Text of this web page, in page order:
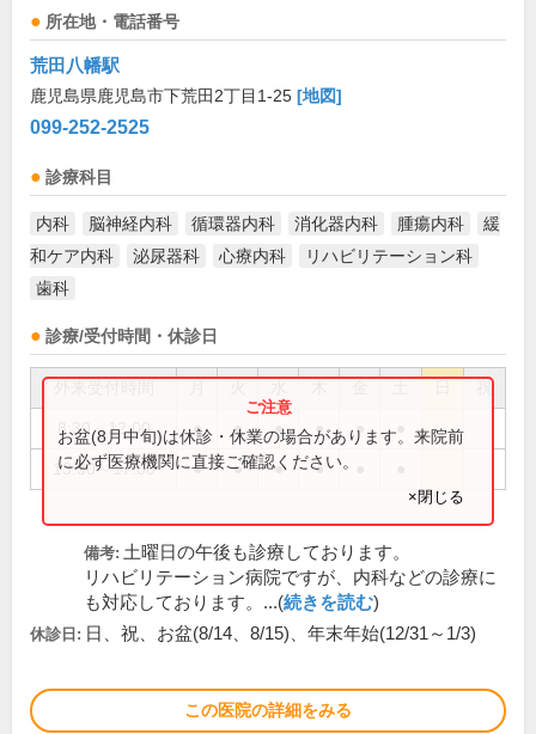
所在地・電話番号
荒田八幡駅
鹿児島県鹿児島市下荒田2丁目1-25 [地図]
099-252-2525
診療科目
内科 脳神経内科 循環器内科 消化器内科 腫瘍内科
緩
和ケア内科
泌尿器科 心療内科
リハビリテーション科
歯科
診療/受付時間・休診日
祝
8:30～12:00 ● ● ● ● ●
13:30～17:00 ● ● ● ●
お盆(8月中旬)は休診・休業の場合があります。来院前
に必ず医療機関に直接ご確認ください。
×閉じる
備考: 土曜日の午後も診療しております。
リハビリテーション病院ですが、内科などの診療に
も対応しております。...(続きを読む)
休診日: 日、祝、お盆(8/14、8/15)、年末年始(12/31～1/3)
この医院の詳細をみる